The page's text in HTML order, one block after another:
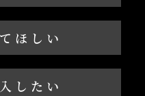
ほしい
したい